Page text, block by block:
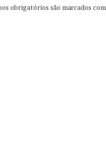
obrigatórios são marcados com